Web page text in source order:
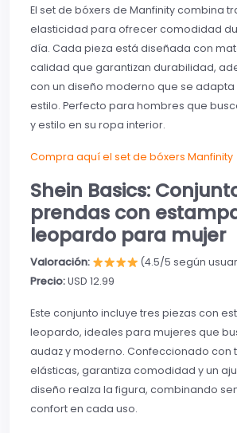
El set de bóxers de Manfinity combina
elasticidad para ofrecer comodidad
día. Cada pieza está diseñada con
calidad que garantizan durabilidad,
con un diseño moderno que se
estilo. Perfecto para hombres que
y estilo en su ropa interior.
Compra aquí el set de bóxers Manfinity
Shein Basics:
prendas con
leopardo para mujer
Valoración:
(4.5/5 según
Precio:USD 12.99
Este conjunto incluye tres piezas con
leopardo, ideales para mujeres que
audaz y moderno. Confeccionado con
elásticas, garantiza comodidad y un
diseño realza la figura, combinando
confort en cada uso.